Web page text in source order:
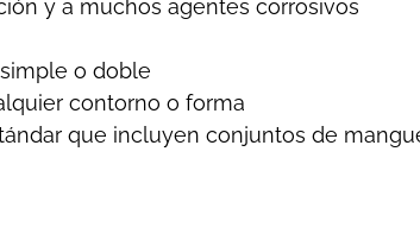
y a muchos agentes corrosivos
o doble
contorno o forma
que incluyen conjuntos de